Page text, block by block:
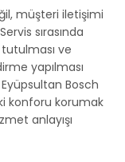
müşteri iletişimi
sırasında
tutulması ve
yapılması
Bosch
konforu korumak
anlayışı